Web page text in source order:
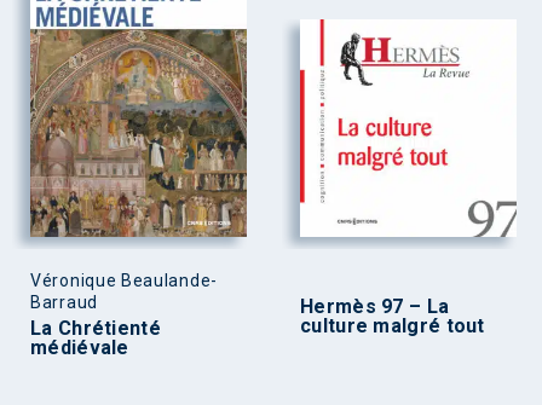
Véronique Beaulande-
Barraud
La Chrétienté
médiévale
Hermès 97 – La
culture malgré tout